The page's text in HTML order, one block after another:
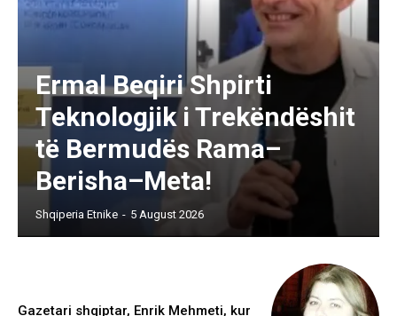
Ermal Beqiri Shpirti
Teknologjik i Trekëndëshit
të Bermudës Rama–
Berisha–Meta!
Shqiperia Etnike - 5 August 2026
Gazetari shqiptar, Enrik Mehmeti, kur